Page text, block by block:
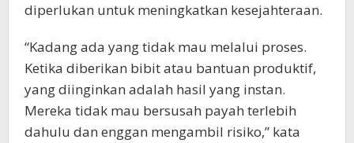
diperlukan untuk meningkatkan kesejahteraan.
“Kadang ada yang tidak mau melalui proses.
Ketika diberikan bibit atau bantuan produktif,
yang diinginkan adalah hasil yang instan.
Mereka tidak mau bersusah payah terlebih
dahulu dan enggan mengambil risiko,” kata